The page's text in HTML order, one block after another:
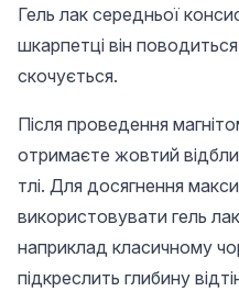
Гель лак середньої
шкарпетці він
скочується.
Після проведення
отримаєте жовтий
тлі. Для досягнення
використовувати гель
наприклад класичному
підкреслить глибину